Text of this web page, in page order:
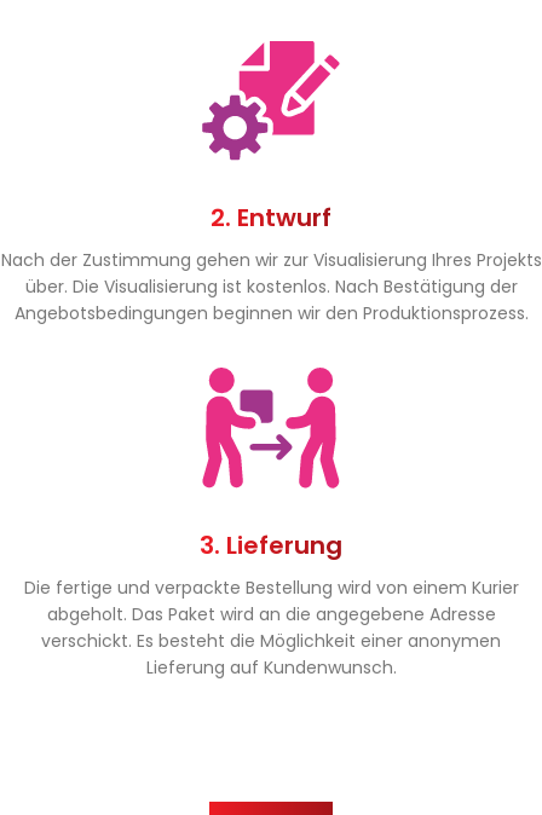
2. Entwurf
Nach der Zustimmung gehen wir zur Visualisierung Ihres Projekts
über. Die Visualisierung ist kostenlos. Nach Bestätigung der
Angebotsbedingungen beginnen wir den Produktionsprozess.
3. Lieferung
Die fertige und verpackte Bestellung wird von einem Kurier
abgeholt. Das Paket wird an die angegebene Adresse
verschickt. Es besteht die Möglichkeit einer anonymen
Lieferung auf Kundenwunsch.